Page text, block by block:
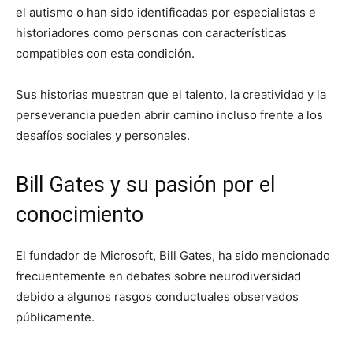
el autismo o han sido identificadas por especialistas e
historiadores como personas con características
compatibles con esta condición.
Sus historias muestran que el talento, la creatividad y la
perseverancia pueden abrir camino incluso frente a los
desafíos sociales y personales.
Bill Gates y su pasión por el
conocimiento
El fundador de Microsoft, Bill Gates, ha sido mencionado
frecuentemente en debates sobre neurodiversidad
debido a algunos rasgos conductuales observados
públicamente.